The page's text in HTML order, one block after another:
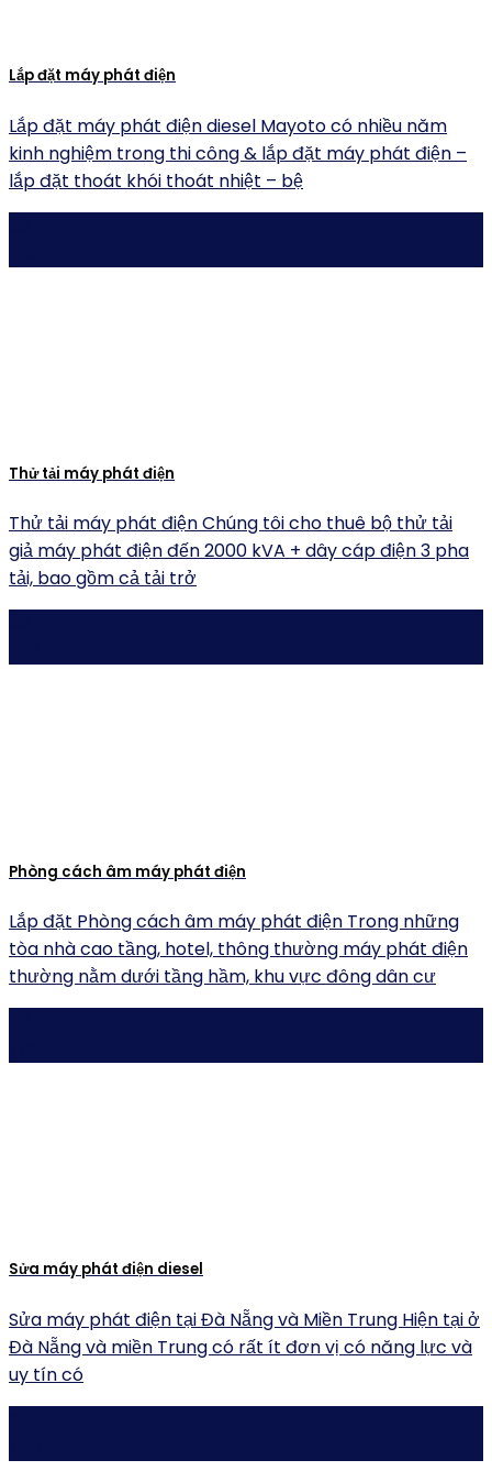
Lắp đặt máy phát điện
Lắp đặt máy phát điện diesel Mayoto có nhiều năm
kinh nghiệm trong thi công & lắp đặt máy phát điện –
lắp đặt thoát khói thoát nhiệt – bệ
Thử tải máy phát điện
Thử tải máy phát điện Chúng tôi cho thuê bộ thử tải
giả máy phát điện đến 2000 kVA + dây cáp điện 3 pha
tải, bao gồm cả tải trở
Phòng cách âm máy phát điện
Lắp đặt Phòng cách âm máy phát điện Trong những
tòa nhà cao tầng, hotel, thông thường máy phát điện
thường nằm dưới tầng hầm, khu vực đông dân cư
Sửa máy phát điện diesel
Sửa máy phát điện tại Đà Nẵng và Miền Trung Hiện tại ở
Đà Nẵng và miền Trung có rất ít đơn vị có năng lực và
uy tín có